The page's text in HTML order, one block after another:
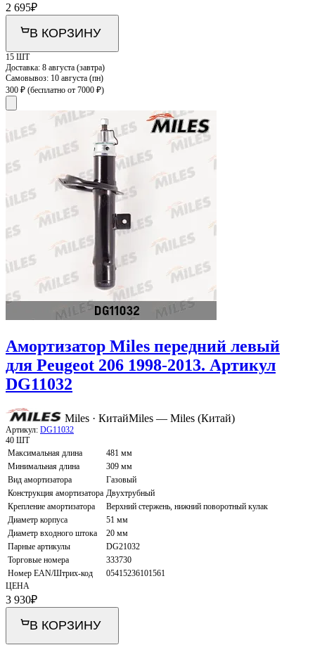
2 695₽
В КОРЗИНУ
15 ШТ
Доставка: 8 августа (завтра)
Самовывоз: 10 августа (пн)
300 ₽ (бесплатно от 7000 ₽)
Амортизатор Miles передний левый
для Peugeot 206 1998-2013. Артикул
DG11032
Miles · КитайMiles — Miles (Китай)
Артикул: DG11032
40 ШТ
Максимальная длина
481 мм
Минимальная длина
309 мм
Вид амортизатора
Газовый
Конструкция амортизатора Двухтрубный
Крепление амортизатора
Верхний стержень, нижний поворотный кулак
Диаметр корпуса
51 мм
Диаметр входного штока
20 мм
Парные артикулы
DG21032
Торговые номера
333730
Номер EAN/Штрих-код
05415236101561
ЦЕНА
3 930₽
В КОРЗИНУ